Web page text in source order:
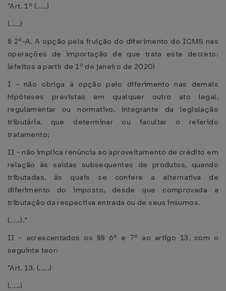
"Art. 1º (.....)
(.....)
§ 2º-A. A opção pela fruição do diferimento do ICMS nas
operações de importação de que trata este decreto:
(efeitos a partir de 1º de janeiro de 2020)
I - não obriga à opção pelo diferimento nas demais
hipóteses previstas em qualquer outro ato legal,
regulamentar ou normativo, integrante da legislação
tributária, que determinar ou facultar o referido
tratamento;
II - não implica renúncia ao aproveitamento de crédito em
relação às saídas subsequentes de produtos, quando
tributadas, às quais se confere a alternativa de
diferimento do imposto, desde que comprovada a
tributação da respectiva entrada ou de seus insumos.
(.....)."
II - acrescentados os §§ 6º e 7º ao artigo 13, com o
seguinte teor:
"Art. 13. (.....)
(.....)